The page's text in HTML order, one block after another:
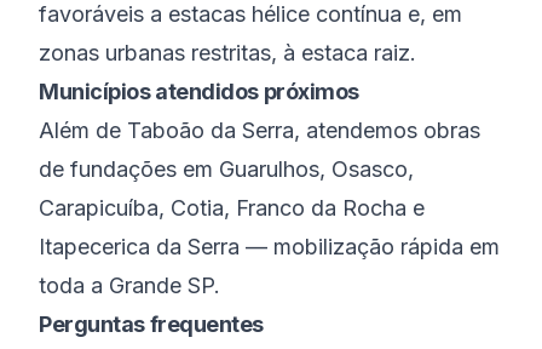
favoráveis a estacas hélice contínua e, em
zonas urbanas restritas, à estaca raiz.
Municípios atendidos próximos
Além de Taboão da Serra, atendemos obras
de fundações em Guarulhos, Osasco,
Carapicuíba, Cotia, Franco da Rocha e
Itapecerica da Serra — mobilização rápida em
toda a Grande SP.
Perguntas frequentes